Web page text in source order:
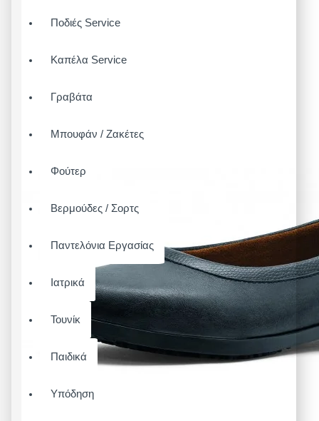
Ποδιές Service
Καπέλα Service
Γραβάτα
Μπουφάν / Ζακέτες
Φούτερ
Βερμούδες / Σορτς
Παντελόνια Εργασίας
Ιατρικά
Τουνίκ
Παιδικά
Υπόδηση